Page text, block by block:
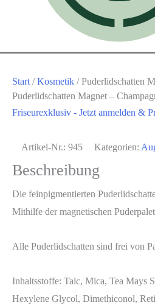
Start /Kosmetik / Puderlidschatten
Puderlidschatten Magnet –
Friseurexklusiv - Jetzt anmelden &
Artikel-Nr.: 945 Kategorien:
Beschreibung
Die feinpigmentierten
Mithilfe der magnetischen
Alle Puderlidschatten sind frei von
Inhaltsstoffe: Talc, Mica, Tea Mays
Hexylene Glycol, Dimethiconol,